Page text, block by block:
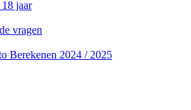
jaar
vragen
Berekenen 2024 / 2025